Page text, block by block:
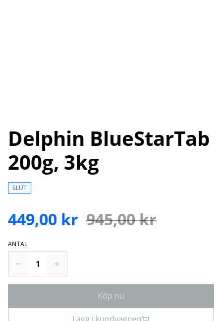
Delphin BlueStarTab
200g, 3kg
SLUT
449,00 kr 945,00 kr
ANTAL
Köp nu